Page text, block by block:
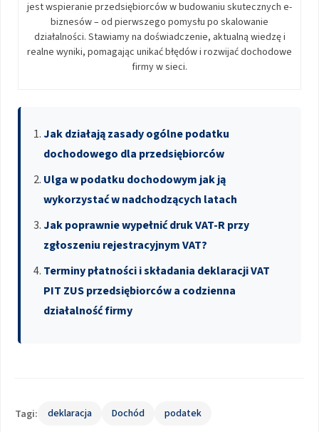
jest wspieranie przedsiębiorców w budowaniu skutecznych e-
biznesów – od pierwszego pomysłu po skalowanie
działalności. Stawiamy na doświadczenie, aktualną wiedzę i
realne wyniki, pomagając unikać błędów i rozwijać dochodowe
firmy w sieci.
Jak działają zasady ogólne podatku
dochodowego dla przedsiębiorców
Ulga w podatku dochodowym jak ją
wykorzystać w nadchodzących latach
Jak poprawnie wypełnić druk VAT-R przy
zgłoszeniu rejestracyjnym VAT?
Terminy płatności i składania deklaracji VAT
PIT ZUS przedsiębiorców a codzienna
działalność firmy
Tagi: deklaracja Dochód podatek